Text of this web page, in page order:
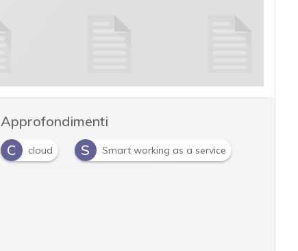
Approfondimenti
C
cloud S Smart working as a service